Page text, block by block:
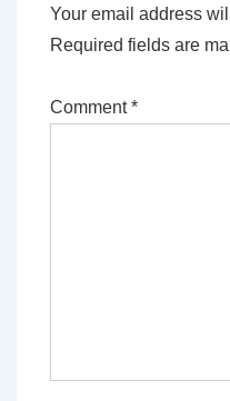
Your email address
Required fields are
Comment*